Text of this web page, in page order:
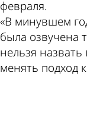
февраля.
«В минувшем
была озвучена
нельзя
менять подход